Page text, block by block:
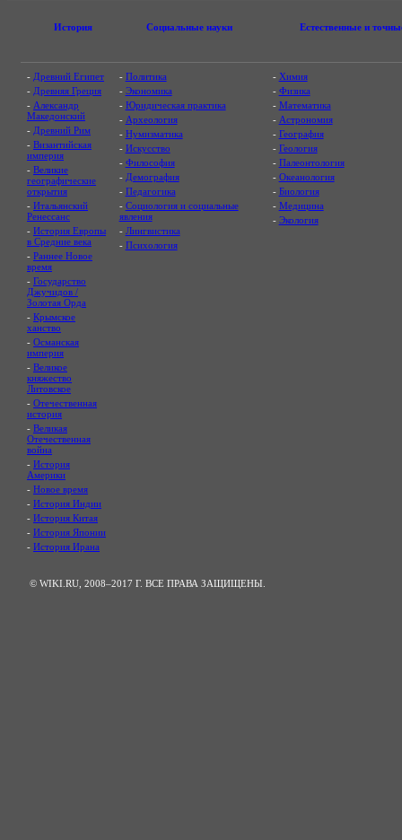
История Социальные науки Естественные и
- Древний Египет
- Древняя Греция
- Александр
Македонский
- Древний Рим
- Византийская
империя
- Великие
географические
открытия
- Итальянский
Ренессанс
- История Европы
в Средние века
- Раннее Новое
время
- Государство
Джучидов /
Золотая Орда
- Крымское
ханство
- Османская
империя
- Великое
княжество
Литовское
- Отечественная
история
- Великая
Отечественная
война
- История
Америки
- Новое время
- История Индии
- История Китая
- История Японии
- История Ирана
- Политика
- Экономика
- Юридическая практика
- Археология
- Нумизматика
- Искусство
- Философия
- Демография
- Педагогика
- Социология и социальные
явления
- Лингвистика
- Психология
- Химия
- Физика
- Математика
- Астрономия
- География
- Геология
- Палеонтология
- Океанология
- Биология
- Медицина
- Экология
© WIKI.RU, 2008–2017 Г. ВСЕ ПРАВА ЗАЩИЩЕНЫ.